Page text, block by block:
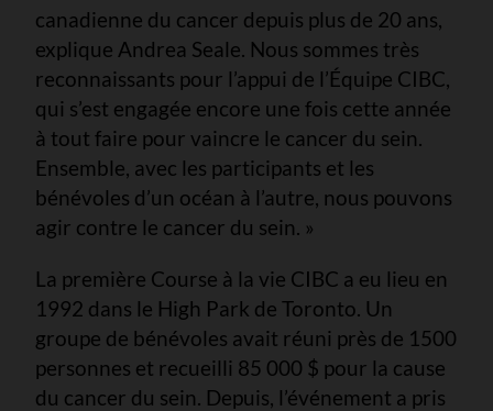
canadienne du cancer depuis plus de 20 ans,
explique Andrea Seale. Nous sommes très
reconnaissants pour l’appui de l’Équipe CIBC,
qui s’est engagée encore une fois cette année
à tout faire pour vaincre le cancer du sein.
Ensemble, avec les participants et les
bénévoles d’un océan à l’autre, nous pouvons
agir contre le cancer du sein. »
La première Course à la vie CIBC a eu lieu en
1992 dans le High Park de Toronto. Un
groupe de bénévoles avait réuni près de 1500
personnes et recueilli 85 000 $ pour la cause
du cancer du sein. Depuis, l’événement a pris